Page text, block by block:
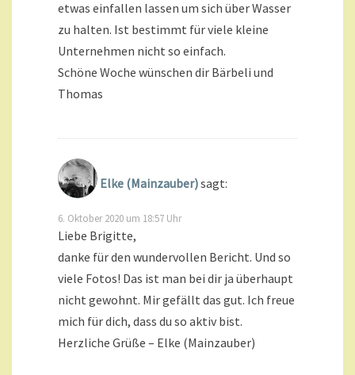
etwas einfallen lassen um sich über Wasser
zu halten. Ist bestimmt für viele kleine
Unternehmen nicht so einfach.
Schöne Woche wünschen dir Bärbeli und
Thomas
Elke (Mainzauber)sagt:
6. Oktober 2020 um 18:57 Uhr
Liebe Brigitte,
danke für den wundervollen Bericht. Und so
viele Fotos! Das ist man bei dir ja überhaupt
nicht gewohnt. Mir gefällt das gut. Ich freue
mich für dich, dass du so aktiv bist.
Herzliche Grüße – Elke (Mainzauber)